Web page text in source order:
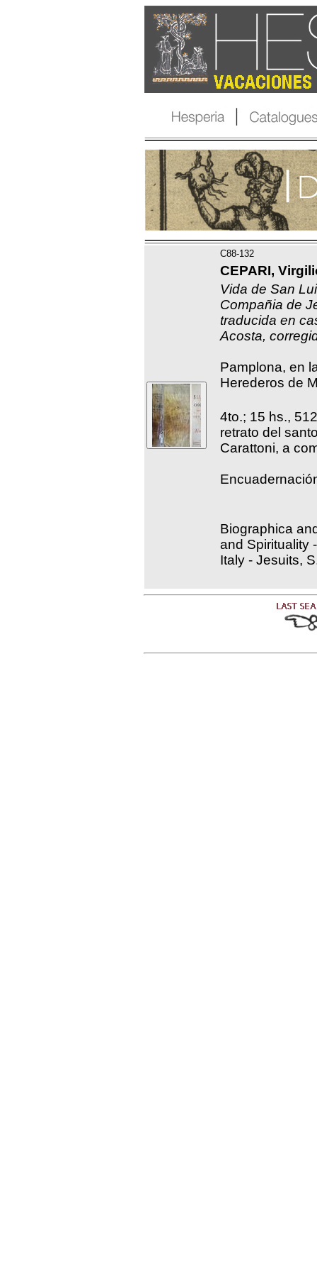
C88-132
CEPARI,
Vida de San
Compañia de
traducida en
Acosta,
Pamplona, en
Herederos de
4to.; 15 hs.,
retrato del
Carattoni, a
Biographica
and Spirituality
Italy - Jesuits,